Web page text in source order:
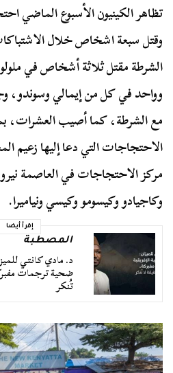
تظاهر الكينيون الأسبوع الماضي
وقتل سبعة اشخاص خلال
الشرطة مقتل ثلاثة أشخاص في
وواحد في كل من إيمالي وسوندو،
مع الشرطة، كما أصيب العشرات،
الاحتجاجات التي دعا إليها زعيم
مركز الاحتجاجات في العاصمة
وكاجيادو وكيسومو وكيسي ونياميرا.
إقرأ أيضا
المصطبة
د. مادي كانتي
ضحية ترجمات
تُنكر